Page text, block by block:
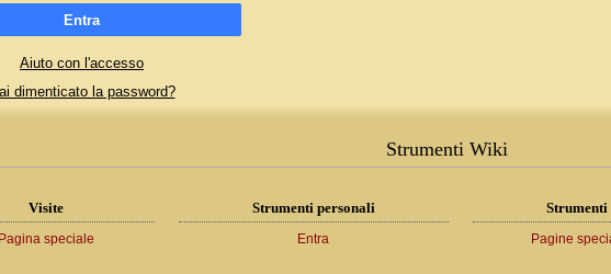
Entra
Aiuto con l'accesso
dimenticato la password?
Strumenti Wiki
Visite
Pagina speciale
Strumenti personali
Entra
Strumenti
Pagine